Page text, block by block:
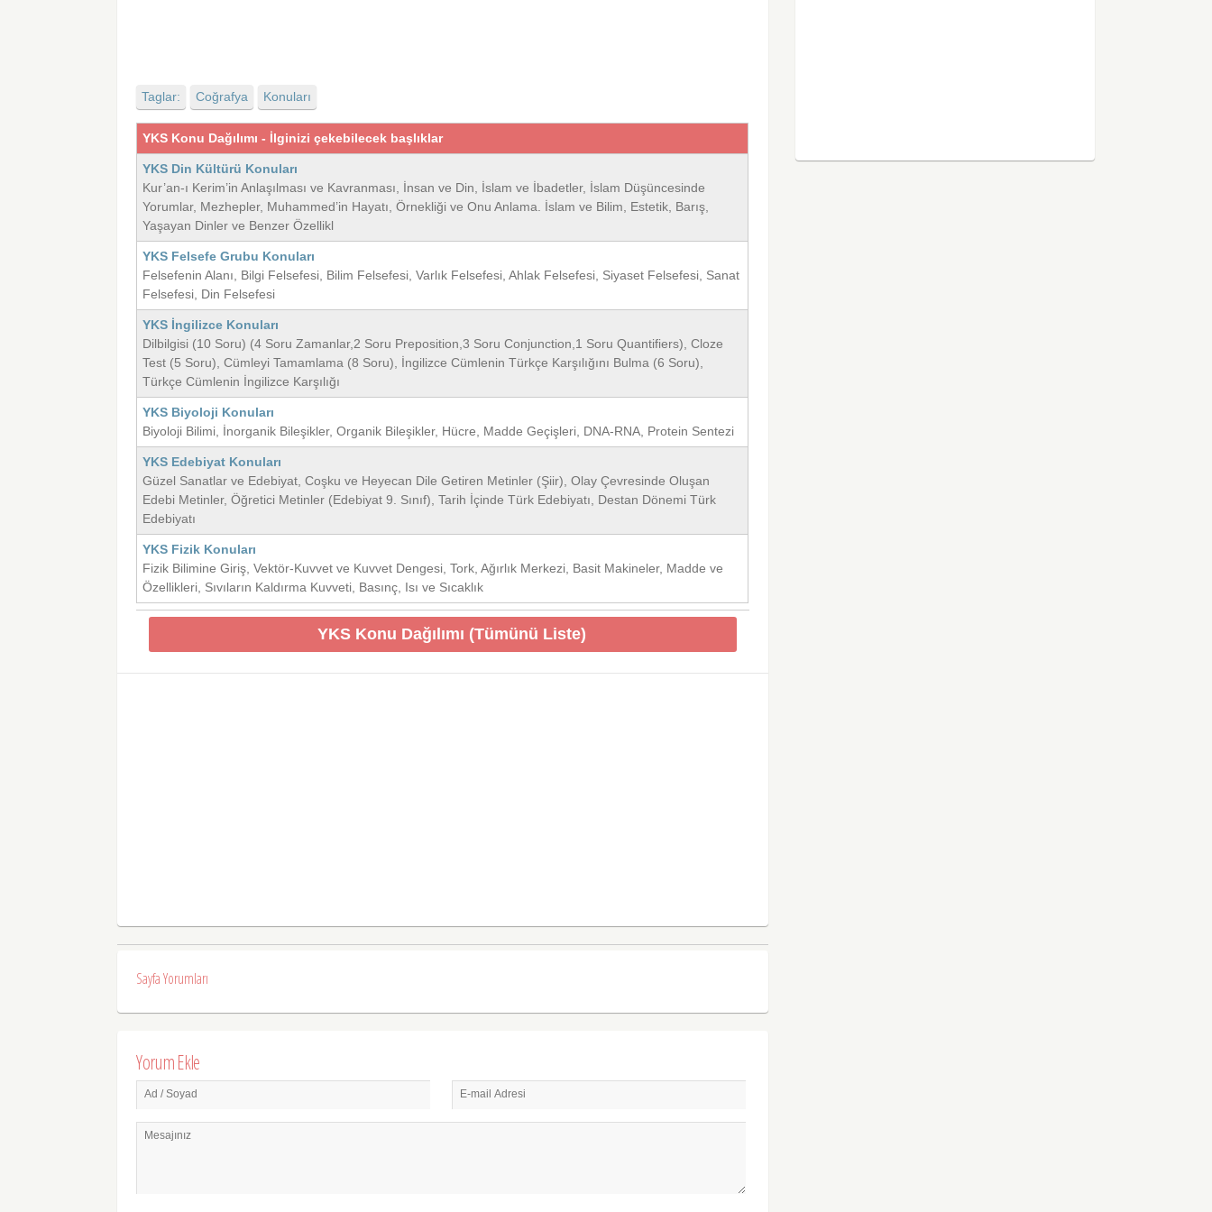
Taglar: Coğrafya Konuları
YKS Konu Dağılımı - İlginizi çekebilecek başlıklar
YKS Din Kültürü Konuları
Kur’an-ı Kerim’in Anlaşılması ve Kavranması, İnsan ve Din, İslam ve İbadetler, İslam Düşüncesinde
Yorumlar, Mezhepler, Muhammed’in Hayatı, Örnekliği ve Onu Anlama. İslam ve Bilim, Estetik, Barış,
Yaşayan Dinler ve Benzer Özellikl
YKS Felsefe Grubu Konuları
Felsefenin Alanı, Bilgi Felsefesi, Bilim Felsefesi, Varlık Felsefesi, Ahlak Felsefesi, Siyaset Felsefesi, Sanat
Felsefesi, Din Felsefesi
YKS İngilizce Konuları
Dilbilgisi (10 Soru) (4 Soru Zamanlar,2 Soru Preposition,3 Soru Conjunction,1 Soru Quantifiers), Cloze
Test (5 Soru), Cümleyi Tamamlama (8 Soru), İngilizce Cümlenin Türkçe Karşılığını Bulma (6 Soru),
Türkçe Cümlenin İngilizce Karşılığı
YKS Biyoloji Konuları
Biyoloji Bilimi, İnorganik Bileşikler, Organik Bileşikler, Hücre, Madde Geçişleri, DNA-RNA, Protein Sentezi
YKS Edebiyat Konuları
Güzel Sanatlar ve Edebiyat, Coşku ve Heyecan Dile Getiren Metinler (Şiir), Olay Çevresinde Oluşan
Edebi Metinler, Öğretici Metinler (Edebiyat 9. Sınıf), Tarih İçinde Türk Edebiyatı, Destan Dönemi Türk
Edebiyatı
YKS Fizik Konuları
Fizik Bilimine Giriş, Vektör-Kuvvet ve Kuvvet Dengesi, Tork, Ağırlık Merkezi, Basit Makineler, Madde ve
Özellikleri, Sıvıların Kaldırma Kuvveti, Basınç, Isı ve Sıcaklık
YKS Konu Dağılımı (Tümünü Liste)
Sayfa Yorumları
Yorum Ekle
Ad / Soyad E-mail Adresi
Mesajınız